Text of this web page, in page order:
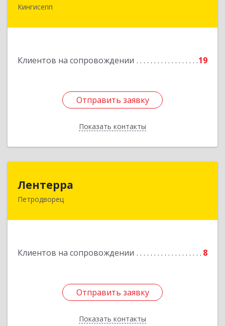
Кингисепп
Клиентов на сопровождении 19
Отправить заявку
Показать контакты
188485, Ленинградская обл, Кингисеппский р-н,
Отправить заявку
Назад
Лентерра
Петродворец
Клиентов на сопровождении 8
Отправить заявку
Показать контакты
198517, Санкт-Петербург, Петергоф г,
Отправить заявку
Назад